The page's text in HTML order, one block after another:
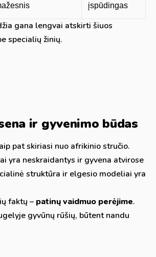
įspūdingas
gana lengvai atskirti šiuos
specialių žinių.
ir gyvenimo būdas
pat skiriasi nuo afrikinio stručio.
yra neskraidantys ir gyvena atvirose
struktūra ir elgesio modeliai yra
faktų – patinų vaidmuo perėjime.
gyvūnų rūšių, būtent nandu